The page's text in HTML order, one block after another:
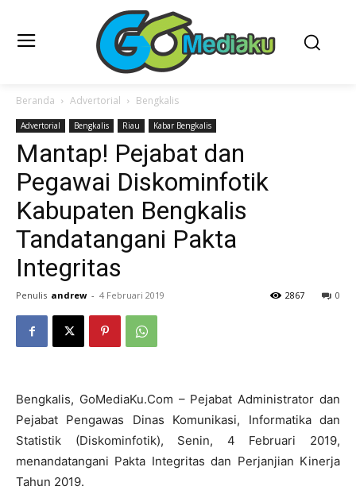
Beranda Advertorial Bengkalis
Advertorial Bengkalis Riau Kabar Bengkalis
Mantap! Pejabat dan
Pegawai Diskominfotik
Kabupaten Bengkalis
Tandatangani Pakta
Integritas
Penulis andrew - 4 Februari 2019 0
2867
Bengkalis, GoMediaKu.Com – Pejabat Administrator dan
Pejabat Pengawas Dinas Komunikasi, Informatika dan
Statistik (Diskominfotik), Senin, 4 Februari 2019,
menandatangani Pakta Integritas dan Perjanjian Kinerja
Tahun 2019.